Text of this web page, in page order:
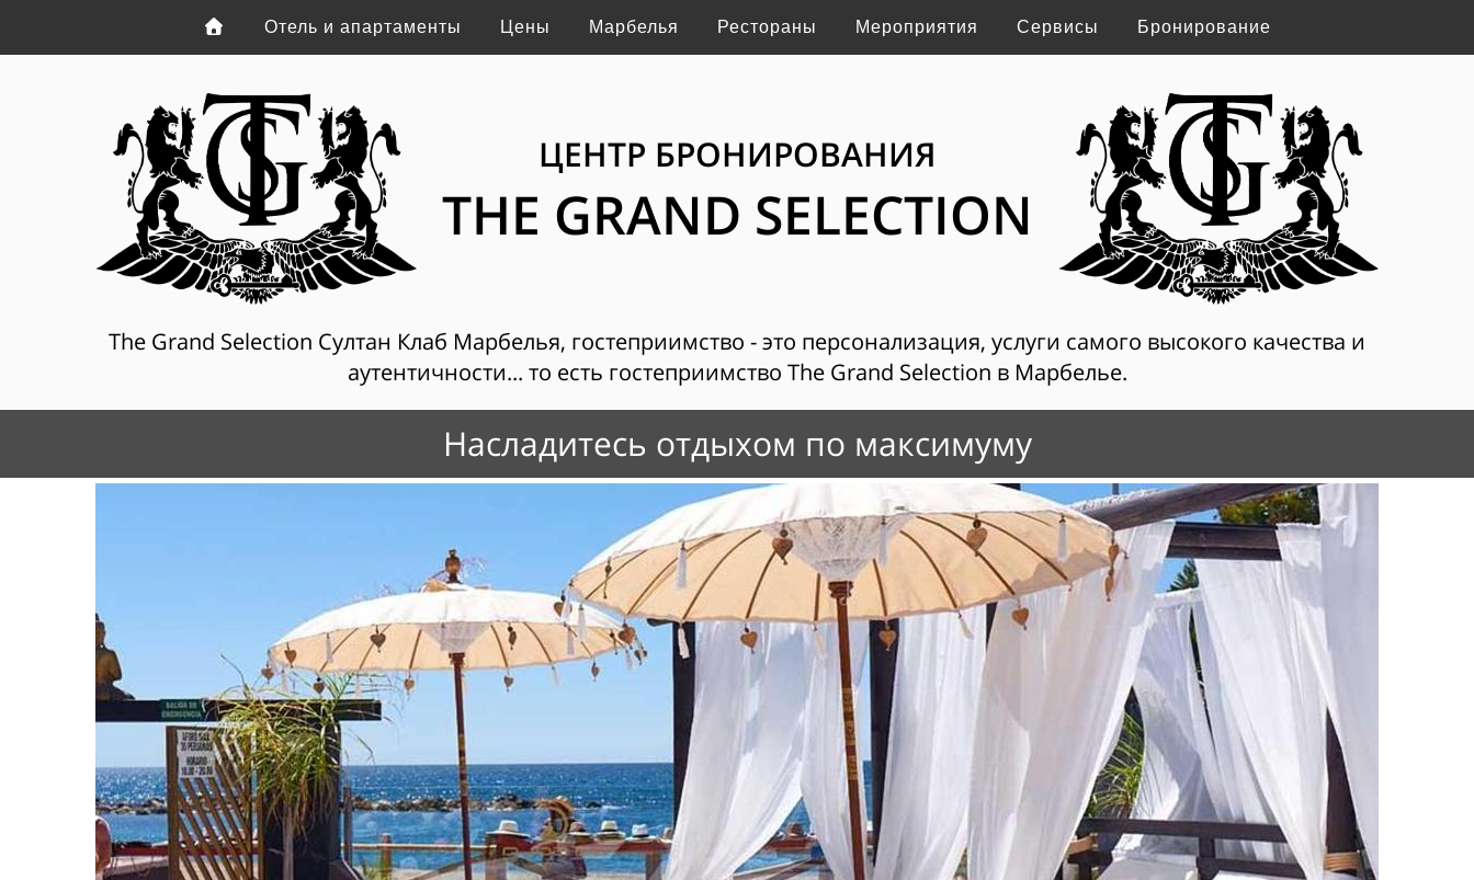
Отель и апартаменты Цены Марбелья Рестораны Мероприятия Сервисы Бронирование
ЦЕНТР БРОНИРОВАНИЯ
THE GRAND SELECTION
The Grand Selection Султан Клаб Марбелья, гостеприимство - это персонализация, услуги самого высокого качества и
аутентичности... то есть гостеприимство The Grand Selection в Марбелье.
Насладитесь отдыхом по максимуму